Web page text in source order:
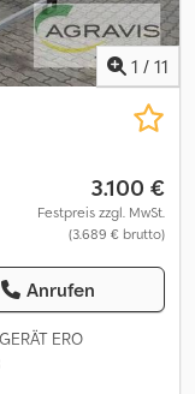
1 / 11
3.100 €
Festpreis zzgl. MwSt.
(3.689 € brutto)
Anrufen
ERO